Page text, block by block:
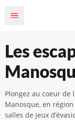
Les
Plongez au coeur de
Manosque, en
salles de jeux